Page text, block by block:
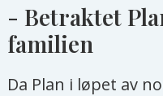
- Betraktet
familien
Da Plan i løpet av